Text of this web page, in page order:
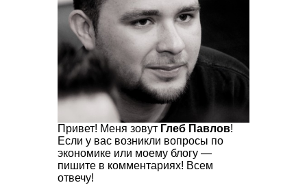
Привет! Меня зовут Глеб Павлов!
Если у вас возникли вопросы по
экономике или моему блогу —
пишите в комментариях! Всем
отвечу!